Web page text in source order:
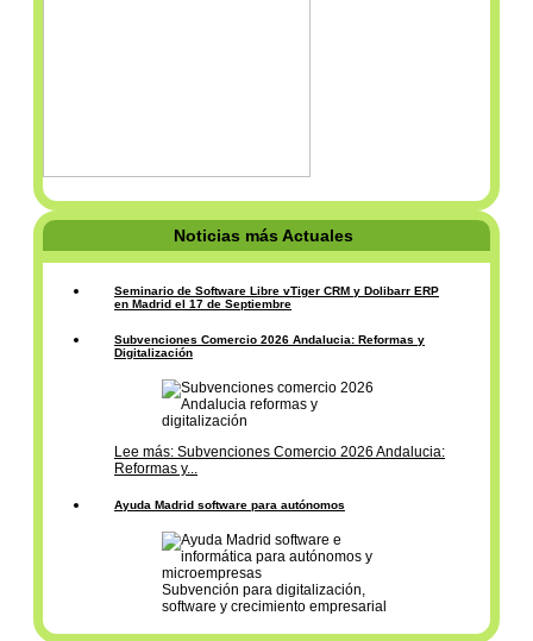
Noticias más Actuales
Seminario de Software Libre vTiger CRM y Dolibarr ERP
en Madrid el 17 de Septiembre
Subvenciones Comercio 2026 Andalucia: Reformas y
Digitalización
Lee más: Subvenciones Comercio 2026 Andalucia:
Reformas y...
Ayuda Madrid software para autónomos
Subvención para digitalización,
software y crecimiento empresarial